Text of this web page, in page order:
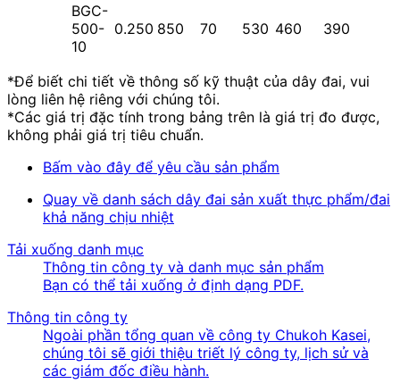
BGC-
500-
10
0.250 850 70 530 460 390
*Để biết chi tiết về thông số kỹ thuật của dây đai, vui
lòng liên hệ riêng với chúng tôi.
*Các giá trị đặc tính trong bảng trên là giá trị đo được,
không phải giá trị tiêu chuẩn.
Bấm vào đây để yêu cầu sản phẩm
Quay về danh sách dây đai sản xuất thực phẩm/đai
khả năng chịu nhiệt
Tải xuống danh mục
Thông tin công ty và danh mục sản phẩm
Bạn có thể tải xuống ở định dạng PDF.
Thông tin công ty
Ngoài phần tổng quan về công ty Chukoh Kasei,
chúng tôi sẽ giới thiệu triết lý công ty, lịch sử và
các giám đốc điều hành.